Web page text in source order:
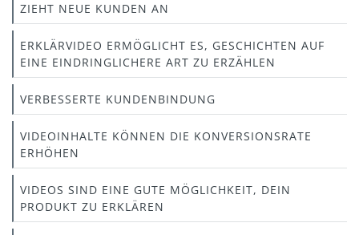
ZIEHT NEUE KUNDEN AN
ERKLÄRVIDEO ERMÖGLICHT ES, GESCHICHTEN AUF
EINE EINDRINGLICHERE ART ZU ERZÄHLEN
VERBESSERTE KUNDENBINDUNG
VIDEOINHALTE KÖNNEN DIE KONVERSIONSRATE
ERHÖHEN
VIDEOS SIND EINE GUTE MÖGLICHKEIT, DEIN
PRODUKT ZU ERKLÄREN